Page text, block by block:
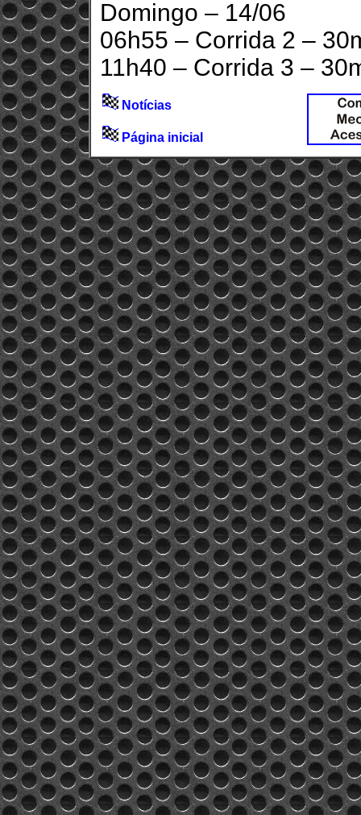
Domingo – 14/06
06h55 – Corrida 2 –
11h40 – Corrida 3 –
Notícias
Página inicial